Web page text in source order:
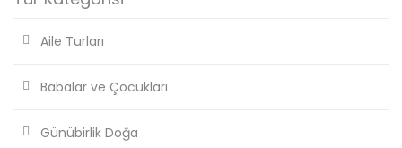
Aile Turları
Babalar ve Çocukları
Günübirlik Doğa